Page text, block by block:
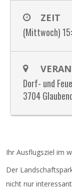
geistige und
dies trägt zur
Entwicklung
Interesse
Bewegung
Anmeldung
Sichere dir
Beginn der
keine Kosten
ZEIT
(Mittwoch)
Dorf- und
3704
Ihr Ausflugsziel im
Der
nicht nur